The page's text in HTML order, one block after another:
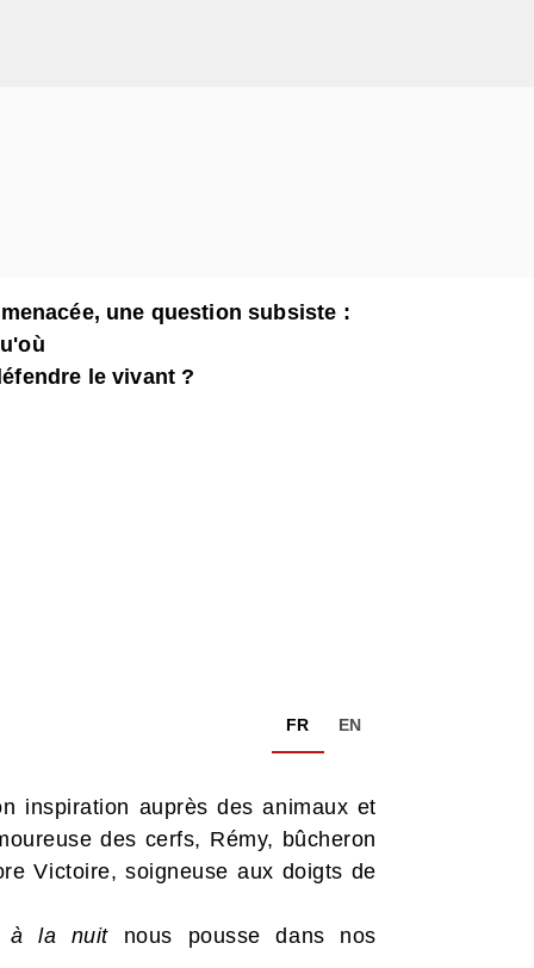
une question subsiste :
le vivant ?
FR EN
inspiration auprès des animaux et
des cerfs, Rémy, bûcheron
Victoire, soigneuse aux doigts de
à la nuit nous pousse dans nos